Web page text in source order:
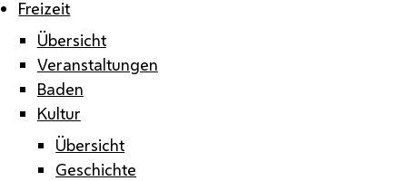
Freizeit
Übersicht
Veranstaltungen
Baden
Kultur
Übersicht
Geschichte